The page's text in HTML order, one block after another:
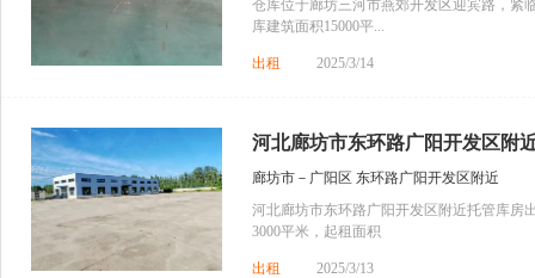
仓库位于廊坊三河市燕郊开发区迎宾路，紧
库建筑面积15000平...
出租 2025/3/14
河北廊坊市东环路广阳开发区附
廊坊市－广阳区 东环路广阳开发区附近
河北廊坊市东环路广阳开发区附近托管库房
3000平米，起租面积
出租 2025/3/13